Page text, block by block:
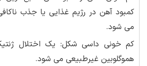
کمبود آهن در رژیم غذایی یا جذب
می شود.
کم خونی داسی شکل: یک اختلال
هموگلوبین غیرطبیعی می شود.